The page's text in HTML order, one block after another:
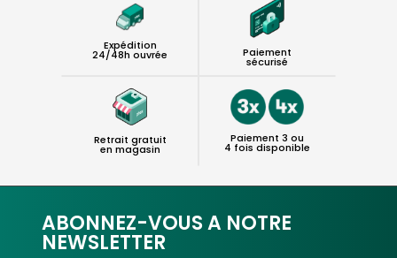
Expédition
24/48h ouvrée Paiement
sécurisé
Retrait gratuit
en magasin
Paiement 3 ou
4 fois disponible
ABONNEZ-VOUS A NOTRE
NEWSLETTER